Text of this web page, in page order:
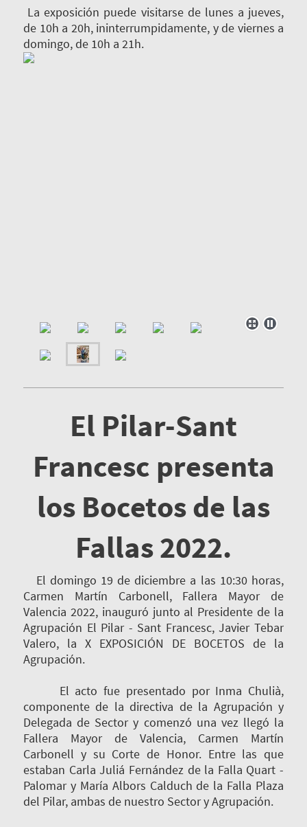
La exposición puede visitarse de lunes a jueves,
de 10h a 20h, ininterrumpidamente, y de viernes a
domingo, de 10h a 21h.
El Pilar-Sant
Francesc presenta
los Bocetos de las
Fallas 2022.
El domingo 19 de diciembre a las 10:30 horas,
Carmen Martín Carbonell, Fallera Mayor de
Valencia 2022, inauguró junto al Presidente de la
Agrupación El Pilar - Sant Francesc, Javier Tebar
Valero, la X EXPOSICIÓN DE BOCETOS de la
Agrupación.
El acto fue presentado por Inma Chulià,
componente de la directiva de la Agrupación y
Delegada de Sector y comenzó una vez llegó la
Fallera Mayor de Valencia, Carmen Martín
Carbonell y su Corte de Honor. Entre las que
estaban Carla Juliá Fernández de la Falla Quart -
Palomar y María Albors Calduch de la Falla Plaza
del Pilar, ambas de nuestro Sector y Agrupación.